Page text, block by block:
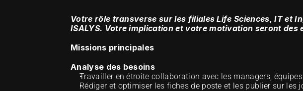
Votre rôle transverse sur les filiales Life Sciences, IT et
ISALYS. Votre implication et votre motivation seront
Missions principales
Analyse des besoins
Travailler en étroite collaboration avec les managers,
Rédiger et optimiser les fiches de poste et les publier sur les